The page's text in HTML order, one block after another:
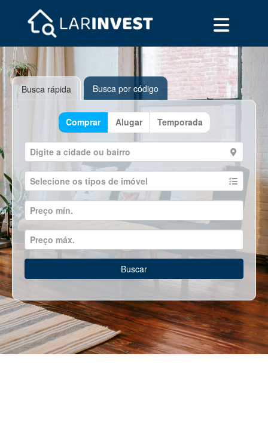
Busca rápida Busca por código
Comprar Alugar Temporada